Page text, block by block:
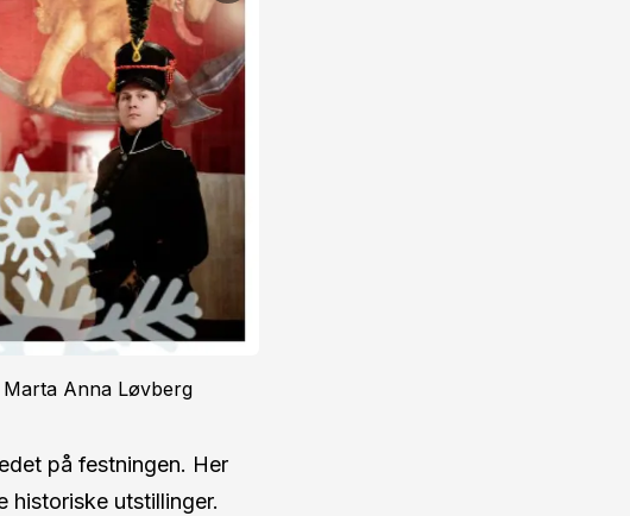
Anna Løvberg
på festningen. Her
historiske utstillinger.